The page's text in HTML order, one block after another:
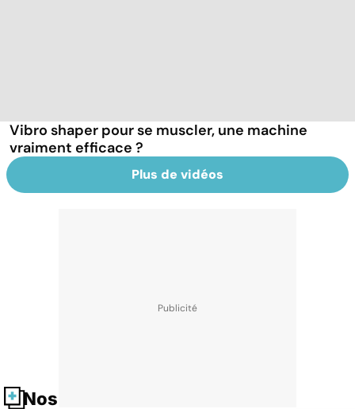
Vibro shaper pour se muscler, une machine
vraiment efficace ?
Plus de vidéos
Nos fiches santé